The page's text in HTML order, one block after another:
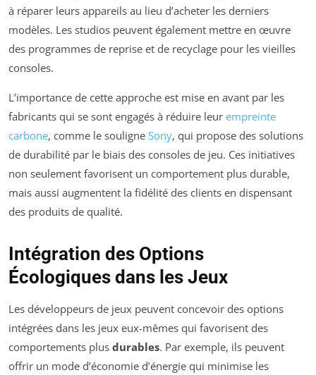
à réparer leurs appareils au lieu d’acheter les derniers
modèles. Les studios peuvent également mettre en œuvre
des programmes de reprise et de recyclage pour les vieilles
consoles.
L’importance de cette approche est mise en avant par les
fabricants qui se sont engagés à réduire leur empreinte
carbone, comme le souligne Sony, qui propose des solutions
de durabilité par le biais des consoles de jeu. Ces initiatives
non seulement favorisent un comportement plus durable,
mais aussi augmentent la fidélité des clients en dispensant
des produits de qualité.
Intégration des Options
Écologiques dans les Jeux
Les développeurs de jeux peuvent concevoir des options
intégrées dans les jeux eux-mêmes qui favorisent des
comportements plus durables. Par exemple, ils peuvent
offrir un mode d’économie d’énergie qui minimise les